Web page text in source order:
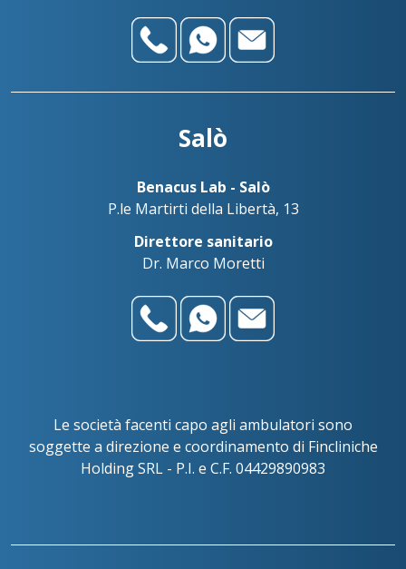
Salò
Benacus Lab - Salò
P.le Martirti della Libertà, 13
Direttore sanitario
Dr. Marco Moretti
Le società facenti capo agli ambulatori sono
soggette a direzione e coordinamento di Fincliniche
Holding SRL - P.I. e C.F. 04429890983